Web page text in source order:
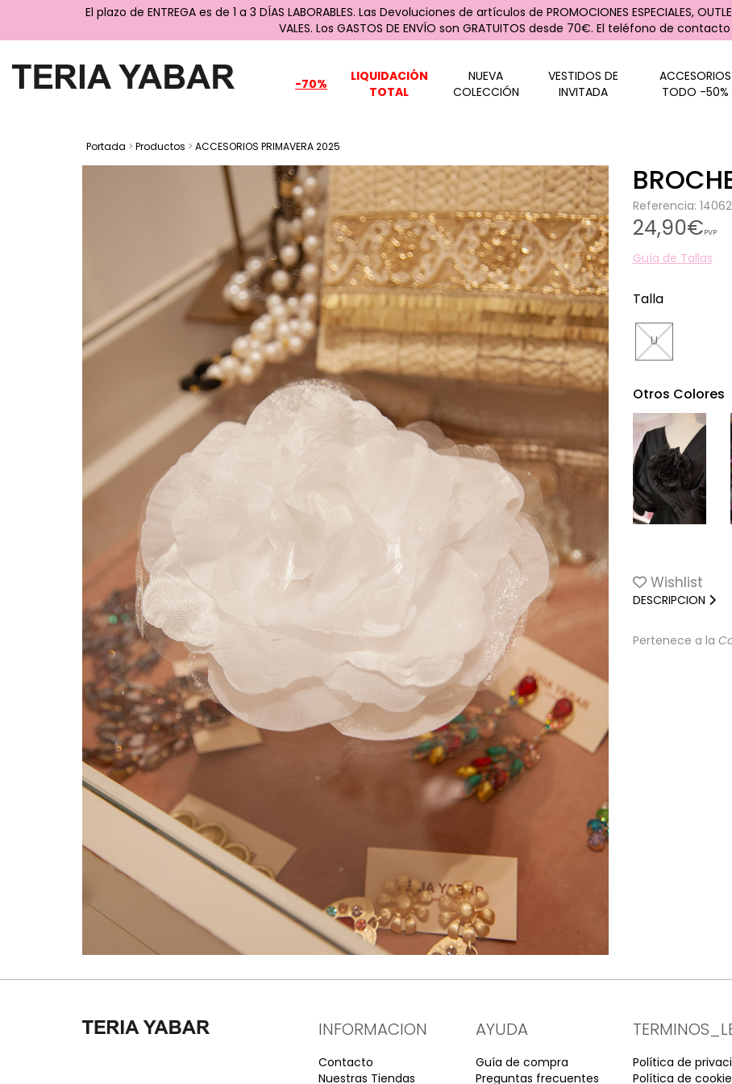
El plazo de ENTREGA es de 1 a 3 DÍAS LABORABLES. Las Devoluciones de artículos de PROMOCIONES ESPECIALES,
VALES. Los GASTOS DE ENVÍO son GRATUITOS desde 70€. El teléfono de contacto
-70%
LIQUIDACIÓN
TOTAL
NUEVA
COLECCIÓN
VESTIDOS DE
INVITADA
ACCESORIOS
TODO -50%
Portada > Productos > ACCESORIOS PRIMAVERA 2025
Referencia:
24,90€PVP
Guía de Tallas
Talla
U
Otros Colores
Wishlist
DESCRIPCION
Pertenece a la
INFORMACION
Contacto
Nuestras Tiendas
AYUDA
Guía de compra
Preguntas frecuentes
Política de
Política de